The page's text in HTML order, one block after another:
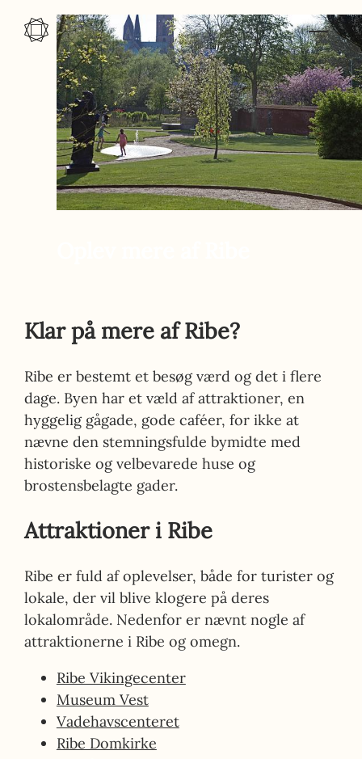
Gå til indhold
Klar på mere af Ribe?
Ribe er bestemt et besøg værd og det i flere
dage. Byen har et væld af attraktioner, en
hyggelig gågade, gode caféer, for ikke at
nævne den stemningsfulde bymidte med
historiske og velbevarede huse og
brostensbelagte gader.
Attraktioner i Ribe
Ribe er fuld af oplevelser, både for turister og
lokale, der vil blive klogere på deres
lokalområde. Nedenfor er nævnt nogle af
attraktionerne i Ribe og omegn.
Ribe Vikingecenter
Museum Vest
Vadehavscenteret
Ribe Domkirke